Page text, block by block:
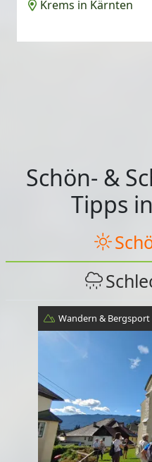
Krems in Kärnten
Schön- &
Tipps
Wandern & Bergsport